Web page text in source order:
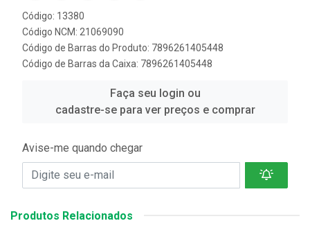
Código: 13380
Código NCM: 21069090
Código de Barras do Produto: 7896261405448
Código de Barras da Caixa: 7896261405448
Faça seu login ou
cadastre-se para ver preços e comprar
Avise-me quando chegar
Produtos Relacionados